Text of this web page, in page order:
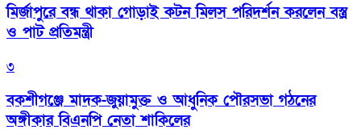
মির্জাপুরে বন্ধ থাকা গোড়াই কটন মিলস পরিদর্শন করলেন বস্ত্র
ও পাট প্রতিমন্ত্রী
৩
বকশীগঞ্জে মাদক-জুয়ামুক্ত ও আধুনিক পৌরসভা গঠনের
অঙ্গীকার বিএনপি নেতা শাকিলের